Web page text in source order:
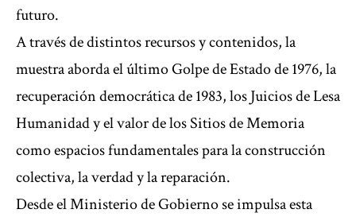
futuro.
A través de distintos recursos y contenidos, la
muestra aborda el último Golpe de Estado de 1976, la
recuperación democrática de 1983, los Juicios de Lesa
Humanidad y el valor de los Sitios de Memoria
como espacios fundamentales para la construcción
colectiva, la verdad y la reparación.
Desde el Ministerio de Gobierno se impulsa esta